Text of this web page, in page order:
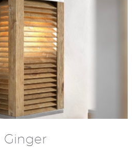
Ginger